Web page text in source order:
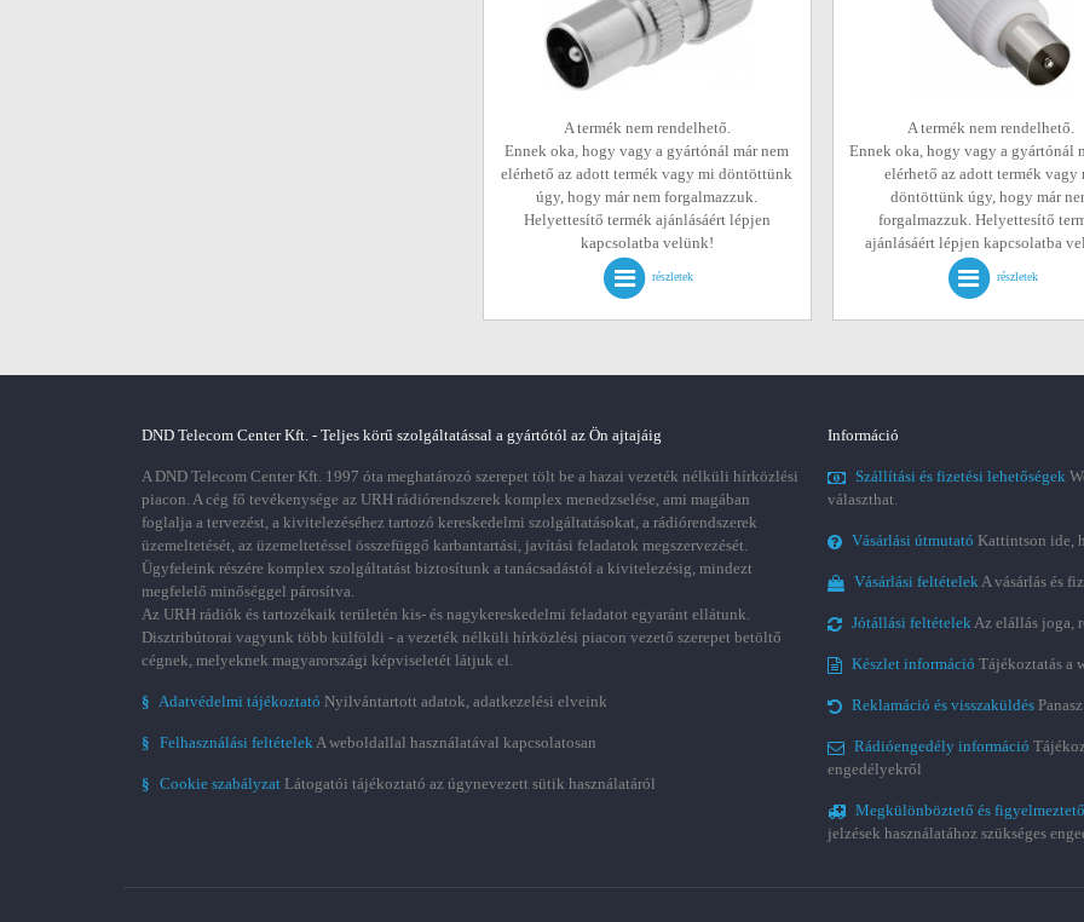
A termék nem rendelhető.
Ennek oka, hogy vagy a gyártónál már nem
elérhető az adott termék vagy mi döntöttünk
úgy, hogy már nem forgalmazzuk.
Helyettesítő termék ajánlásáért lépjen
kapcsolatba velünk!
részletek
A termék nem rendelhető.
Ennek oka, hogy vagy a gyártónál
elérhető az adott termék vagy
döntöttünk úgy, hogy már
forgalmazzuk. Helyettesítő
ajánlásáért lépjen kapcsolatba
részletek
DND Telecom Center Kft. - Teljes körű szolgáltatással a gyártótól az Ön ajtajáig
A DND Telecom Center Kft. 1997 óta meghatározó szerepet tölt be a hazai vezeték nélküli hírközlési
piacon. A cég fő tevékenysége az URH rádiórendszerek komplex menedzselése, ami magában
foglalja a tervezést, a kivitelezéséhez tartozó kereskedelmi szolgáltatásokat, a rádiórendszerek
üzemeltetését, az üzemeltetéssel összefüggő karbantartási, javítási feladatok megszervezését.
Ügyfeleink részére komplex szolgáltatást biztosítunk a tanácsadástól a kivitelezésig, mindezt
megfelelő minőséggel párosítva.
Az URH rádiók és tartozékaik területén kis- és nagykereskedelmi feladatot egyaránt ellátunk.
Disztribútorai vagyunk több külföldi - a vezeték nélküli hírközlési piacon vezető szerepet betöltő
cégnek, melyeknek magyarországi képviseletét látjuk el.
§ Adatvédelmi tájékoztató Nyilvántartott adatok, adatkezelési elveink
§ Felhasználási feltételekA weboldallal használatával kapcsolatosan
§ Cookie szabályzat Látogatói tájékoztató az úgynevezett sütik használatáról
Információ
Szállítási és fizetési lehetőségek
választhat.
Vásárlási útmutató Kattintson ide,
Vásárlási feltételekA vásárlás és
Jótállási feltételekAz elállás joga,
Készlet információ Tájékoztatás a
Reklamáció és visszaküldés
Rádióengedély információ
engedélyekről
Megkülönböztető és
jelzések használatához szükséges